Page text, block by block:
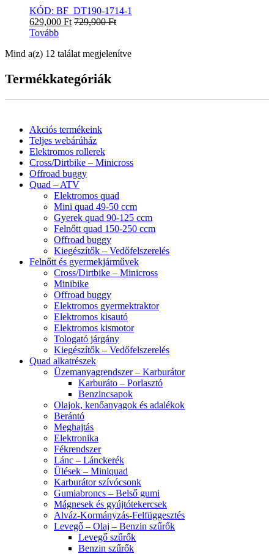
KÓD: BF_DT190-1714-1
629,000 Ft 729,900Ft
Tovább
Mind a(z) 12 találat megjelenítve
Termékkategóriák
Akciós termékeink
Teljes webárúház
Elektromos rollerek
Cross/Dirtbike – Minicross
Offroad buggy
Quad – ATV
Elektromos quad
Mini quad 49-50 ccm
Gyerek quad 90-125 ccm
Felnőtt quad 150-250 ccm
Offroad buggy
Kiegészítők – Vedőfelszerelés
Felnőtt és gyermekjárművek
Cross/Dirtbike – Minicross
Minibike
Offroad buggy
Elektromos gyermektraktor
Elektromos kisautó
Elektromos kismotor
Tologató járgány
Kiegészítők – Vedőfelszerelés
Quad alkatrészek
Üzemanyagrendszer – Karburátor
Karburáto – Porlasztó
Benzincsapok
Olajok, kenőanyagok és adalékok
Berántó
Meghajtás
Elektronika
Fékrendszer
Lánc – Lánckerék
Ülések – Miniquad
Karburátor szívócsonk
Gumiabroncs – Belső gumi
Mágnesek és gyújtótekercsek
Alváz-Kormányzás-Felfüggesztés
Levegő – Olaj – Benzin szűrők
Levegő szűrők
Benzin szűrők